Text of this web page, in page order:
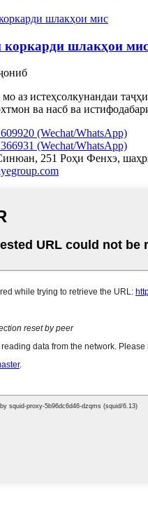
коркарди шлакҳои мис
аз истеҳсолкунандаи
ва насб ва
(Wechat/WhatsApp)
(Wechat/WhatsApp)
251 Роҳи Фенхэ,